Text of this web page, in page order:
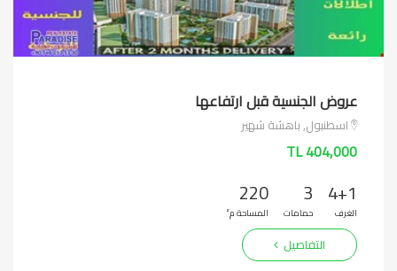
عروض الجنسية قبل ارتفاعها
اسطنبول, باهشة شهير
404,000 TL
4+1
الغرف
3
حمامات
220
المساحة م²
التفاصيل